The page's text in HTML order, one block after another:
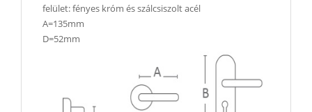
felület: fényes króm és szálcsiszolt acél
A=135mm
D=52mm